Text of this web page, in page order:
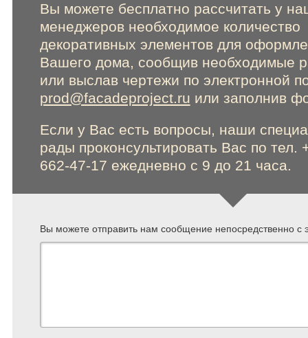
Расширенный поиск по сайту
Вы можете бесплатно рассчитать у
менеджеров необходимое количество
декоративных элементов для
Вашего дома, сообщив необходимые
или выслав чертежи по электронной
prod@facadeproject.ru или заполнив
Если у Вас есть вопросы, наши
рады проконсультировать Вас по тел.
662-47-17 ежедневно с 9 до 21 часа.
Вы можете отправить нам сообщение непосредственно с